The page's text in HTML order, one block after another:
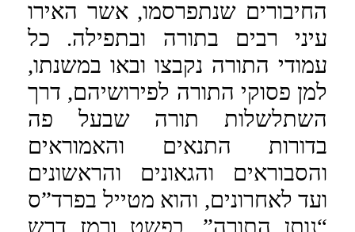
החיבורים שנתפרסמו, אשר האירו
עיני רבים בתורה ובתפילה. כל
עמודי התורה נקבצו ובאו במשנתו,
למן פסוקי התורה לפירושיהם, דרך
השתלשלות תורה שבעל פה
בדורות התנאים והאמוראים
והסבוראים והגאונים והראשונים
ועד לאחרונים, והוא מטייל בפרד”ס
“נותן התורה”, בפשט ורמז דרש